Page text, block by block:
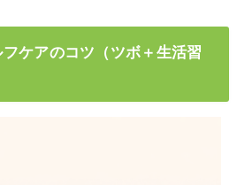
ケアのコツ（ツボ＋生活習